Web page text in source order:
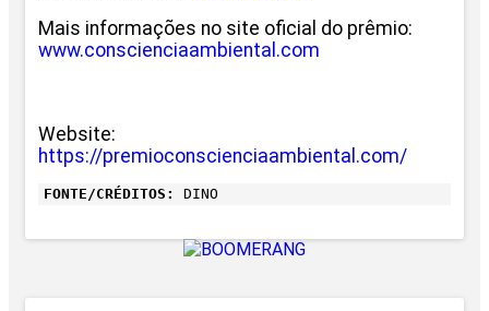
Mais informações no site oficial do prêmio:
www.conscienciaambiental.com
Website:
https://premioconscienciaambiental.com/
FONTE/CRÉDITOS: DINO